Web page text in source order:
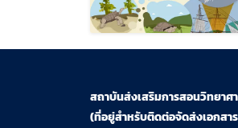
สถาบันส่งเสริมการสอนวิทยาศ
(ที่อยู่สำหรับติดต่อจัดส่งเอกสา